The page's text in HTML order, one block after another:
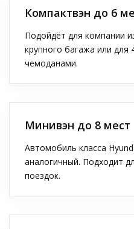
Компактвэн до 6
Подойдёт для компании
крупного багажа или для
чемоданами.
Минивэн до 8 мест
Автомобиль класса
аналогичный. Подходит
поездок.